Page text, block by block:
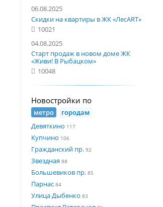
06.08.2025
Скидки на квартиры в ЖК «ЛесART»
10021
04.08.2025
Старт продаж в новом доме ЖК
«Живи! В Рыбацком»
10048
Новостройки по
метро
городам
Девяткино 117
Купчино 106
Гражданский пр. 92
Звездная 88
Большевиков пр. 85
Парнас 84
Улица Дыбенко 83